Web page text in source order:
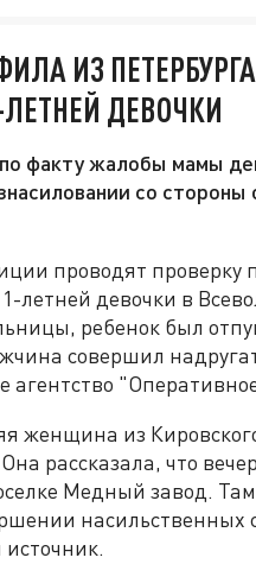
ИЗ ПЕТЕРБУРГА
ДЕВОЧКИ
факту жалобы мамы
со
проводят проверку
летней девочки в
ребенок был
совершил
агентство
женщина из
рассказала, что
Медный завод.
насильственных